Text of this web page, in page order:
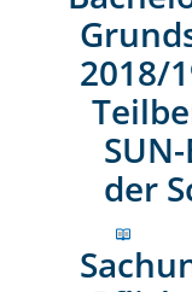
2018/
der